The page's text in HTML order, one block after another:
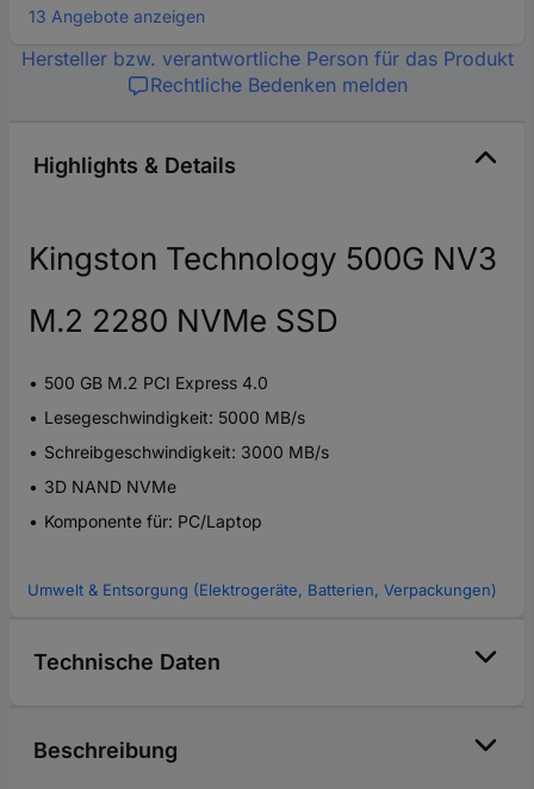
13 Angebote anzeigen
Hersteller bzw. verantwortliche Person für das Produkt
Rechtliche Bedenken melden
Highlights & Details
Kingston Technology 500G NV3
M.2 2280 NVMe SSD
500 GB M.2 PCI Express 4.0
Lesegeschwindigkeit: 5000 MB/s
Schreibgeschwindigkeit: 3000 MB/s
3D NAND NVMe
Komponente für: PC/Laptop
Umwelt & Entsorgung (Elektrogeräte, Batterien, Verpackungen)
Technische Daten
Beschreibung